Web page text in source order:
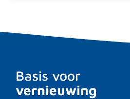
Basis voor
vernieuwing